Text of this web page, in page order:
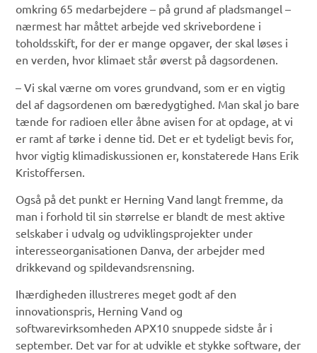
omkring 65 medarbejdere – på grund af pladsmangel –
nærmest har måttet arbejde ved skrivebordene i
toholdsskift, for der er mange opgaver, der skal løses i
en verden, hvor klimaet står øverst på dagsordenen.
– Vi skal værne om vores grundvand, som er en vigtig
del af dagsordenen om bæredygtighed. Man skal jo bare
tænde for radioen eller åbne avisen for at opdage, at vi
er ramt af tørke i denne tid. Det er et tydeligt bevis for,
hvor vigtig klimadiskussionen er, konstaterede Hans Erik
Kristoffersen.
Også på det punkt er Herning Vand langt fremme, da
man i forhold til sin størrelse er blandt de mest aktive
selskaber i udvalg og udviklingsprojekter under
interesseorganisationen Danva, der arbejder med
drikkevand og spildevandsrensning.
Ihærdigheden illustreres meget godt af den
innovationspris, Herning Vand og
softwarevirksomheden APX10 snuppede sidste år i
september. Det var for at udvikle et stykke software, der